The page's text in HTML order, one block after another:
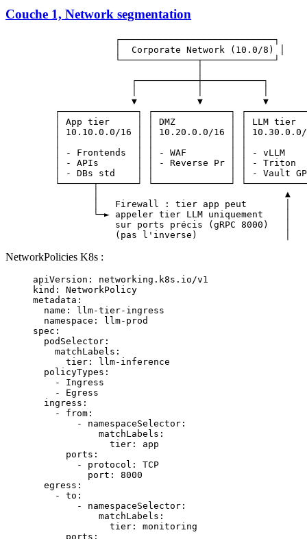
Couche 1, Network segmentation
                    ┌────────────────────────────┐
                    │  Corporate Network (10.0/8) │
                    └──────────────┬─────────────┘
                       ┌───────────┼───────────┐
                       ▼           ▼           ▼
┌──────────────┐ ┌──────────────┐
│ App tier     │ │ DMZ          │ │ LLM tier
│ 10.10.0.0/16 │ │ 10.20.0.0/16 │ │
│ - Frontends  │ │ - WAF        │ │ - vLLM
│ - APIs       │ │ - Reverse Pr │ │ - Triton
│ - DBs std    │ │              │ │ - Vault
└──────┬───────┘ └──────────────┘
                │                                  ▲
                │   Firewall : tier app peut       │
                └─► appeler tier LLM uniquement    │
                    sur ports précis (gRPC 8000)   │
NetworkPolicies K8s :
apiVersion : networking.k8s.io/v1
kind : NetworkPolicy
metadata :
  name
:
llm-tier-ingress
  namespace
:
llm-prod
spec :
  podSelector
:
    matchLabels
:
      tier
:
llm-inference
  policyTypes
:
    -
Ingress
    -
Egress
  ingress
:
    -
from :
        -
namespaceSelector :
            matchLabels
:
              tier
: app
      ports
:
        -
protocol : TCP
          port
: 8000
  egress
:
    -
to :
        -
namespaceSelector :
            matchLabels
:
              tier
: monitoring
      ports
: